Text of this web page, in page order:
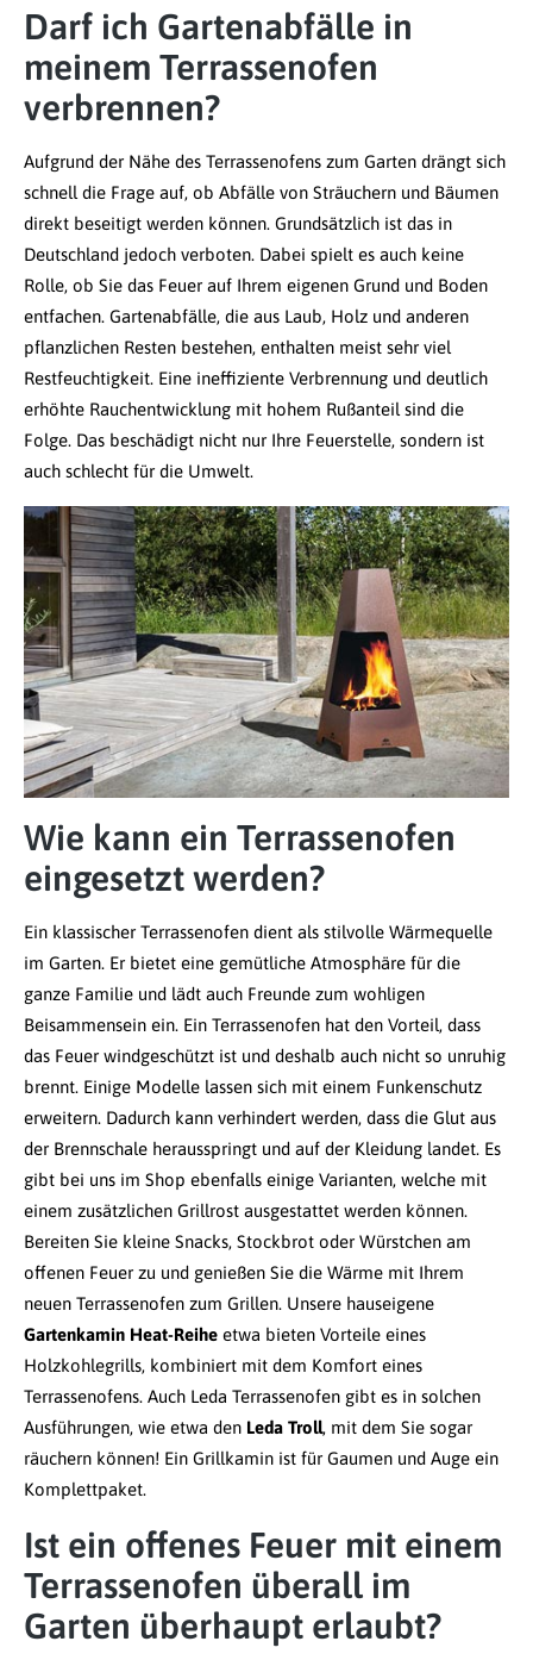
Darf ich Gartenabfälle in
meinem Terrassenofen
verbrennen?
Aufgrund der Nähe des Terrassenofens zum Garten drängt sich
schnell die Frage auf, ob Abfälle von Sträuchern und Bäumen
direkt beseitigt werden können. Grundsätzlich ist das in
Deutschland jedoch verboten. Dabei spielt es auch keine
Rolle, ob Sie das Feuer auf Ihrem eigenen Grund und Boden
entfachen. Gartenabfälle, die aus Laub, Holz und anderen
pflanzlichen Resten bestehen, enthalten meist sehr viel
Restfeuchtigkeit. Eine ineffiziente Verbrennung und deutlich
erhöhte Rauchentwicklung mit hohem Rußanteil sind die
Folge. Das beschädigt nicht nur Ihre Feuerstelle, sondern ist
auch schlecht für die Umwelt.
Wie kann ein Terrassenofen
eingesetzt werden?
Ein klassischer Terrassenofen dient als stilvolle Wärmequelle
im Garten. Er bietet eine gemütliche Atmosphäre für die
ganze Familie und lädt auch Freunde zum wohligen
Beisammensein ein. Ein Terrassenofen hat den Vorteil, dass
das Feuer windgeschützt ist und deshalb auch nicht so unruhig
brennt. Einige Modelle lassen sich mit einem Funkenschutz
erweitern. Dadurch kann verhindert werden, dass die Glut aus
der Brennschale herausspringt und auf der Kleidung landet. Es
gibt bei uns im Shop ebenfalls einige Varianten, welche mit
einem zusätzlichen Grillrost ausgestattet werden können.
Bereiten Sie kleine Snacks, Stockbrot oder Würstchen am
offenen Feuer zu und genießen Sie die Wärme mit Ihrem
neuen Terrassenofen zum Grillen. Unsere hauseigene
Gartenkamin Heat-Reihe etwa bieten Vorteile eines
Holzkohlegrills, kombiniert mit dem Komfort eines
Terrassenofens. Auch Leda Terrassenofen gibt es in solchen
Ausführungen, wie etwa den Leda Troll, mit dem Sie sogar
räuchern können! Ein Grillkamin ist für Gaumen und Auge ein
Komplettpaket.
Ist ein offenes Feuer mit einem
Terrassenofen überall im
Garten überhaupt erlaubt?